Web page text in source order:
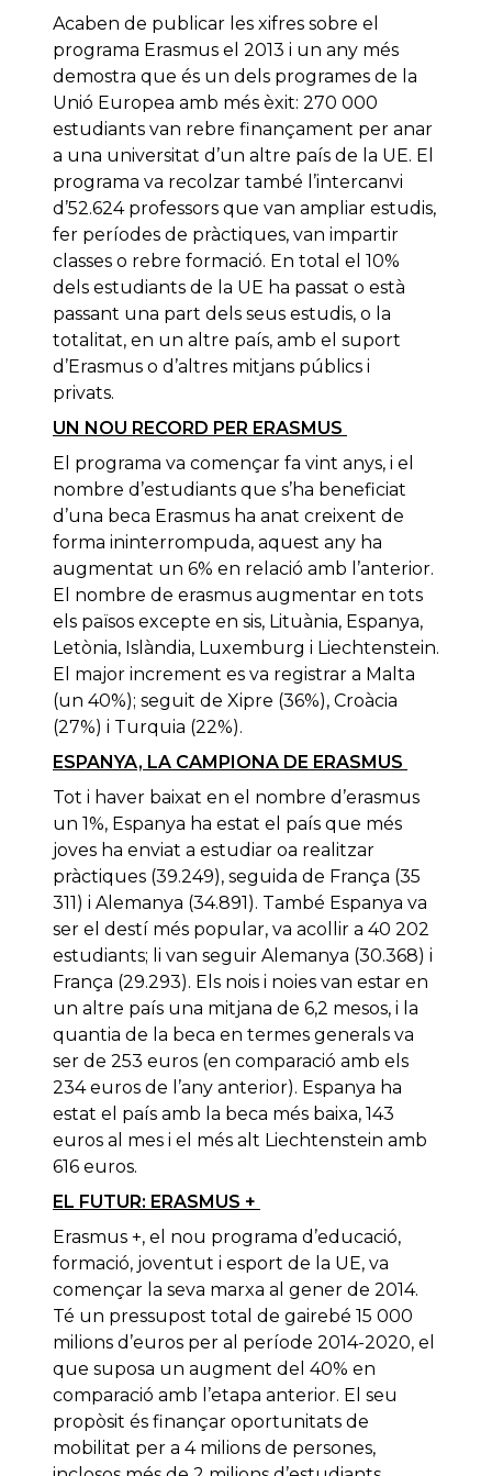
Acaben de publicar les xifres sobre el
programa Erasmus el 2013 i un any més
demostra que és un dels programes de la
Unió Europea amb més èxit: 270 000
estudiants van rebre finançament per anar
a una universitat d’un altre país de la UE. El
programa va recolzar també l’intercanvi
d’52.624 professors que van ampliar estudis,
fer períodes de pràctiques, van impartir
classes o rebre formació. En total el 10%
dels estudiants de la UE ha passat o està
passant una part dels seus estudis, o la
totalitat, en un altre país, amb el suport
d’Erasmus o d’altres mitjans públics i
privats.
UN NOU RECORD PER ERASMUS
El programa va començar fa vint anys, i el
nombre d’estudiants que s’ha beneficiat
d’una beca Erasmus ha anat creixent de
forma ininterrompuda, aquest any ha
augmentat un 6% en relació amb l’anterior.
El nombre de erasmus augmentar en tots
els països excepte en sis, Lituània, Espanya,
Letònia, Islàndia, Luxemburg i Liechtenstein.
El major increment es va registrar a Malta
(un 40%); seguit de Xipre (36%), Croàcia
(27%) i Turquia (22%).
ESPANYA, LA CAMPIONA DE ERASMUS
Tot i haver baixat en el nombre d’erasmus
un 1%, Espanya ha estat el país que més
joves ha enviat a estudiar oa realitzar
pràctiques (39.249), seguida de França (35
311) i Alemanya (34.891). També Espanya va
ser el destí més popular, va acollir a 40 202
estudiants; li van seguir Alemanya (30.368) i
França (29.293). Els nois i noies van estar en
un altre país una mitjana de 6,2 mesos, i la
quantia de la beca en termes generals va
ser de 253 euros (en comparació amb els
234 euros de l’any anterior). Espanya ha
estat el país amb la beca més baixa, 143
euros al mes i el més alt Liechtenstein amb
616 euros.
EL FUTUR: ERASMUS +
Erasmus +, el nou programa d’educació,
formació, joventut i esport de la UE, va
començar la seva marxa al gener de 2014.
Té un pressupost total de gairebé 15 000
milions d’euros per al període 2014-2020, el
que suposa un augment del 40% en
comparació amb l’etapa anterior. El seu
propòsit és finançar oportunitats de
mobilitat per a 4 milions de persones,